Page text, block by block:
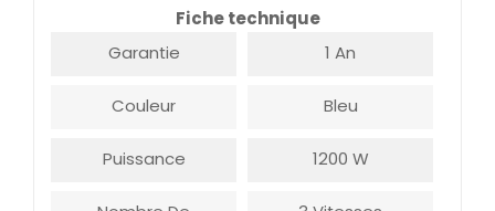
Fiche technique
Garantie
1 An
Couleur Bleu
Puissance 1200 W